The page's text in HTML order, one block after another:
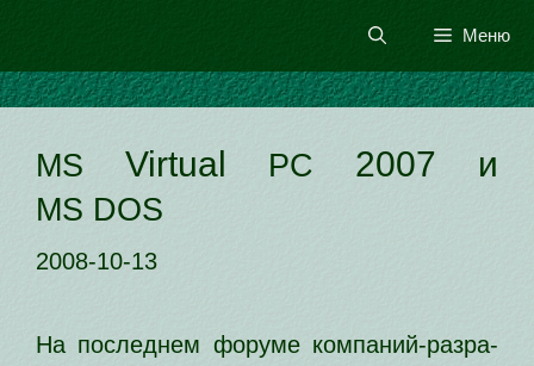
содержимому
Меню
MS Virtual PC 2007 и
MS DOS
2008-10-13
На послед­нем фору­ме ком­па­ний-раз­ра­